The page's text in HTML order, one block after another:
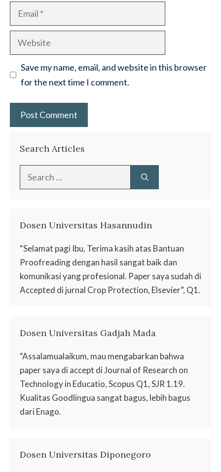
Email
Website
Save my name, email, and website in this browser
for the next time I comment.
Search Articles
Dosen Universitas Hasannudin
“Selamat pagi Ibu, Terima kasih atas Bantuan
Proofreading dengan hasil sangat baik dan
komunikasi yang profesional. Paper saya sudah di
Accepted di jurnal Crop Protection, Elsevier”, Q1.
Dosen Universitas Gadjah Mada
“Assalamualaikum, mau mengabarkan bahwa
paper saya di accept di Journal of Research on
Technology in Educatio, Scopus Q1, SJR 1.19.
Kualitas Goodlingua sangat bagus, lebih bagus
dari Enago.
Dosen Universitas Diponegoro